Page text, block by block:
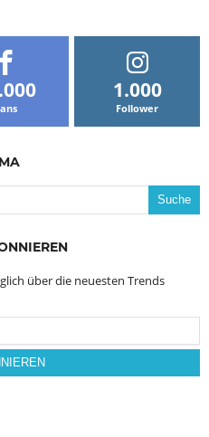
1.000
Follower
über die neuesten Trends